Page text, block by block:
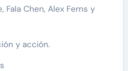
Fala Chen, Alex Ferns y
y acción.